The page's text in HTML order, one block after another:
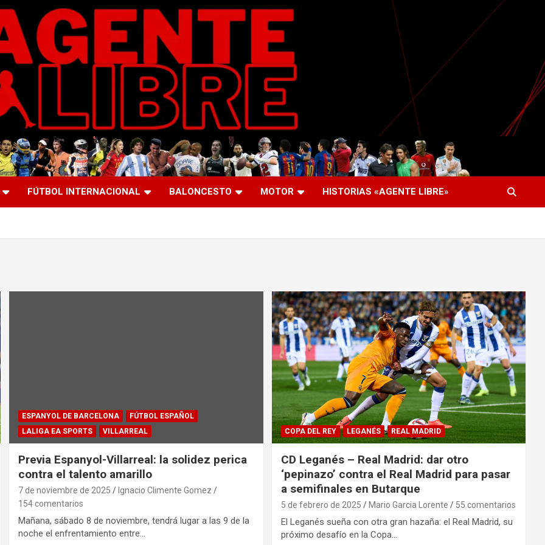
FÚTBOL INTERNACIONAL BALONCESTO MOTOR HISTORIAS «AGENTE LIBRE»
ESPANYOL DE BARCELONA
FÚTBOL ESPAÑOL
LALIGA EA SPORTS
VILLARREAL
Previa Espanyol-Villarreal: la solidez perica
contra el talento amarillo
7 de noviembre de 2025
Ignacio Climente Gomez
154 comentarios
Mañana, sábado 8 de noviembre, tendrá lugar a las 9 de la
noche el enfrentamiento entre…
COPA DEL REY LEGANÉS REAL MADRID
CD Leganés – Real Madrid: dar otro
‘pepinazo’ contra el Real Madrid para pasar
a semifinales en Butarque
5 de febrero de 2025 Mario Garcia Lorente 55 comentarios
El Leganés sueña con otra gran hazaña: el Real Madrid, su
próximo desafío en la Copa…